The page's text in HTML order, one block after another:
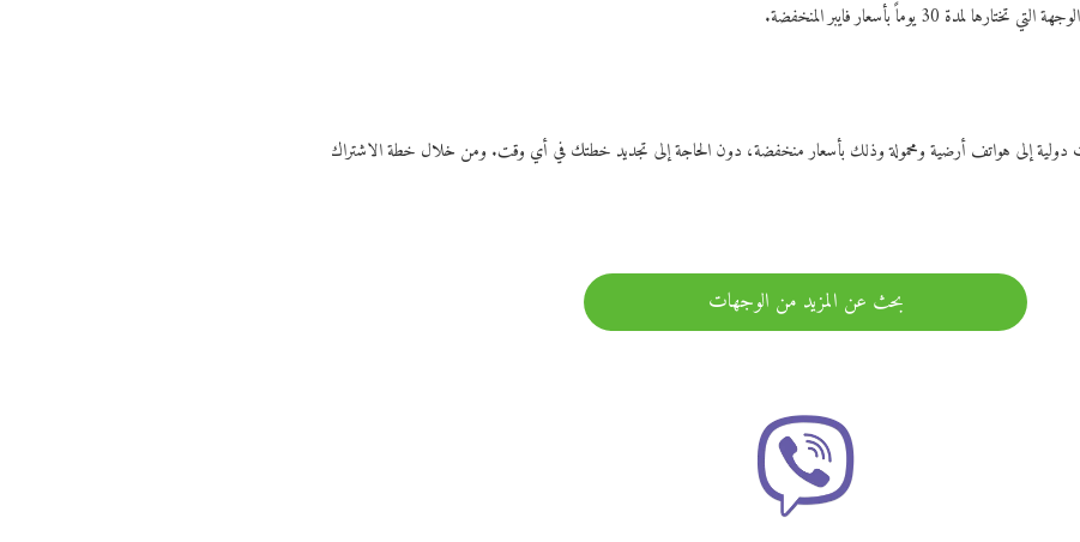
دولية إلى هواتف أرضية ومحمولة وذلك بأسعار منخفضة، دون الحاجة إلى تجديد خطتك في أي وقت. ومن خلال خطة الاشتراك
بحث عن المزيد من الوجهات